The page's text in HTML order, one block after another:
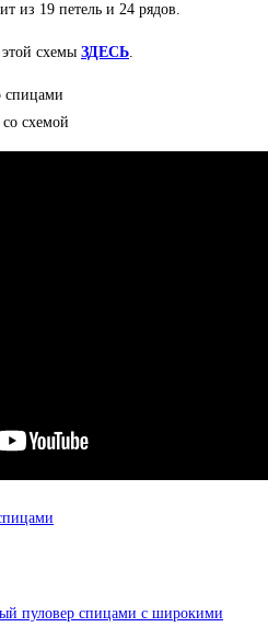
из 19 петель и 24 рядов.
схемы ЗДЕСЬ.
схемой
пуловер спицами с широкими